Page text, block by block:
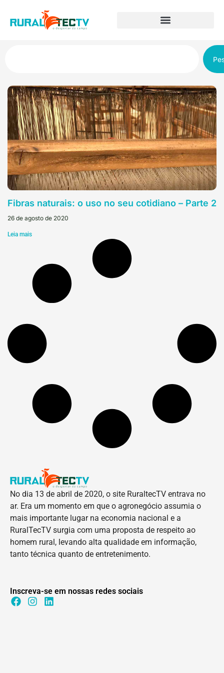
Fibras naturais: o uso no seu cotidiano – Parte 2
26 de agosto de 2020
Leia mais
No dia 13 de abril de 2020, o site RuraltecTV entrava no
ar. Era um momento em que o agronegócio assumia o
mais importante lugar na economia nacional e a
RuralTecTV surgia com uma proposta de respeito ao
homem rural, levando alta qualidade em informação,
tanto técnica quanto de entretenimento.
Inscreva-se em nossas redes sociais